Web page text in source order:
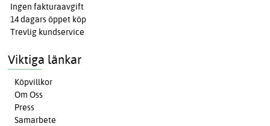
Ingen fakturaavgift
14 dagars öppet köp
Trevlig kundservice
Viktiga länkar
Köpvillkor
Om Oss
Press
Samarbete